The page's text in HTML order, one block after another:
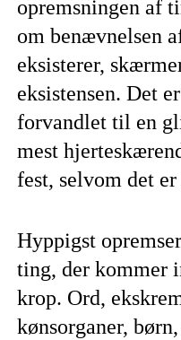
opremsningen af
om benævnelsen
eksisterer,
eksistensen. Det
forvandlet til en
mest
fest, selvom det
Hyppigst
ting, der kommer
krop. Ord,
kønsorganer,